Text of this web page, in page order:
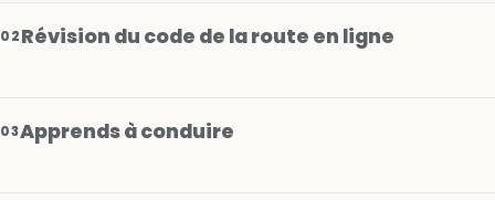
02Révision du code de la route en ligne
03Apprends à conduire